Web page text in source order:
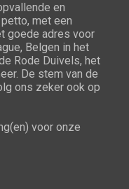
en
met een
goede adres voor
Belgen in het
Rode Duivels, het
De stem van de
ons zeker ook op
voor onze